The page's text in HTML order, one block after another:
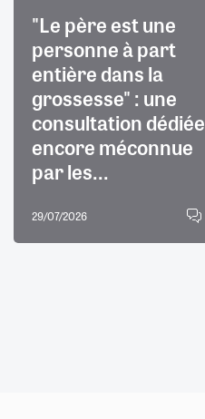
"Le père est une
personne à part
entière dans la
grossesse" : une
consultation dédiée
encore méconnue
par les...
29/07/2026